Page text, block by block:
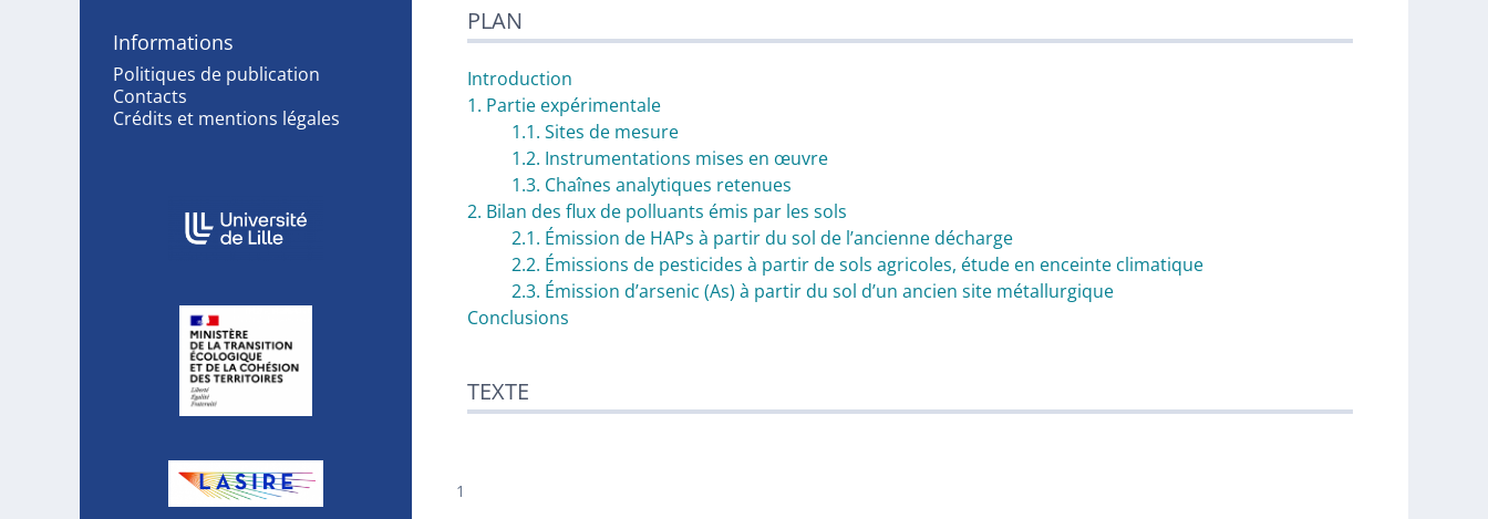
Informations
Politiques de publication
Contacts
Crédits et mentions légales
Affiliations/partenaires
PLAN
Introduction
1. Partie expérimentale
1.1. Sites de mesure
1.2. Instrumentations mises en œuvre
1.3. Chaînes analytiques retenues
2. Bilan des flux de polluants émis par les sols
2.1. Émission de HAPs à partir du sol de l’ancienne décharge
2.2. Émissions de pesticides à partir de sols agricoles, étude en enceinte climatique
2.3. Émission d’arsenic (As) à partir du sol d’un ancien site métallurgique
Conclusions
TEXTE